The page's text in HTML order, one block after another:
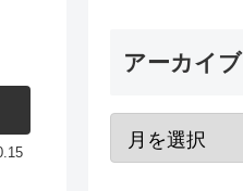
アーカイブ